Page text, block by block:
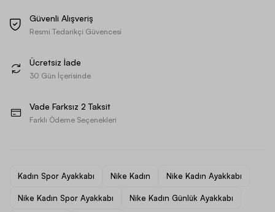
Güvenli Alışveriş
Resmi Tedarikçi Güvencesi
Ücretsiz İade
30 Gün İçerisinde
Vade Farksız 2 Taksit
Farklı Ödeme Seçenekleri
Kadın Spor Ayakkabı Nike Kadın Nike Kadın Ayakkabı
Nike Kadın Spor Ayakkabı Nike Kadın Günlük Ayakkabı